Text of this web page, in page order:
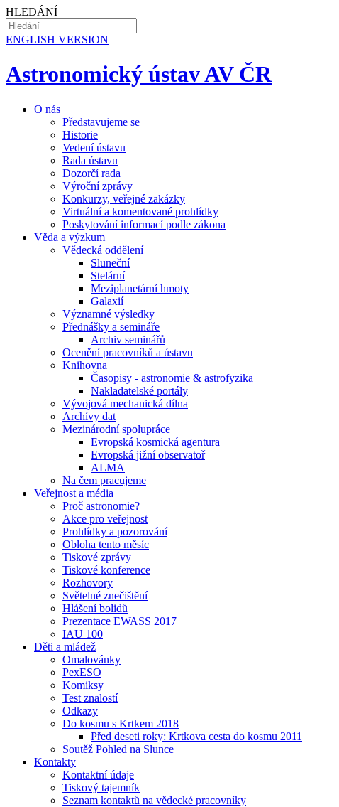
HLEDÁNÍ
ENGLISH VERSION
Astronomický ústav AV ČR
O nás
Představujeme se
Historie
Vedení ústavu
Rada ústavu
Dozorčí rada
Výroční zprávy
Konkurzy, veřejné zakázky
Virtuální a komentované prohlídky
Poskytování informací podle zákona
Věda a výzkum
Vědecká oddělení
Sluneční
Stelární
Meziplanetární hmoty
Galaxií
Významné výsledky
Přednášky a semináře
Archiv seminářů
Ocenění pracovníků a ústavu
Knihovna
Časopisy - astronomie & astrofyzika
Nakladatelské portály
Vývojová mechanická dílna
Archívy dat
Mezinárodní spolupráce
Evropská kosmická agentura
Evropská jižní observatoř
ALMA
Na čem pracujeme
Veřejnost a média
Proč astronomie?
Akce pro veřejnost
Prohlídky a pozorování
Obloha tento měsíc
Tiskové zprávy
Tiskové konference
Rozhovory
Světelné znečištění
Hlášení bolidů
Prezentace EWASS 2017
IAU 100
Děti a mládež
Omalovánky
PexESO
Komiksy
Test znalostí
Odkazy
Do kosmu s Krtkem 2018
Před deseti roky: Krtkova cesta do kosmu 2011
Soutěž Pohled na Slunce
Kontakty
Kontaktní údaje
Tiskový tajemník
Seznam kontaktů na vědecké pracovníky